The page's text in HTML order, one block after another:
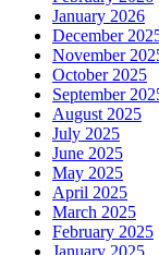
January 2026
December
November
October 2025
September
August 2025
July 2025
June 2025
May 2025
April 2025
March 2025
February 2025